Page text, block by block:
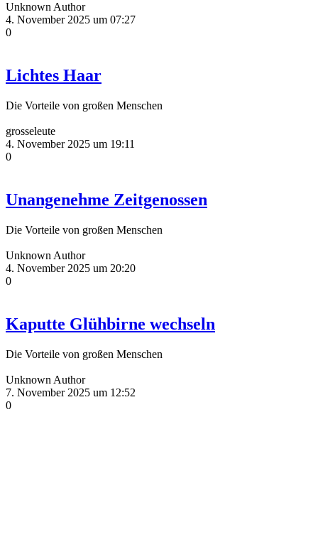
Unknown Author
4. November 2025 um 07:27
0
Lichtes Haar
Die Vorteile von großen Menschen
grosseleute
4. November 2025 um 19:11
0
Unangenehme Zeitgenossen
Die Vorteile von großen Menschen
Unknown Author
4. November 2025 um 20:20
0
Kaputte Glühbirne wechseln
Die Vorteile von großen Menschen
Unknown Author
7. November 2025 um 12:52
0